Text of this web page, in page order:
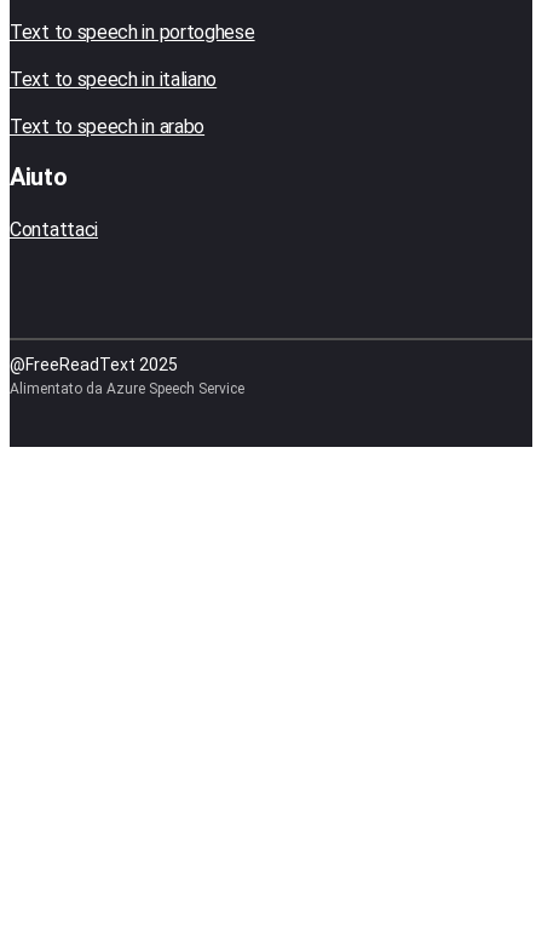
Text to speech in portoghese
Text to speech in italiano
Text to speech in arabo
Aiuto
Contattaci
@FreeReadText 2025
Alimentato da Azure Speech Service